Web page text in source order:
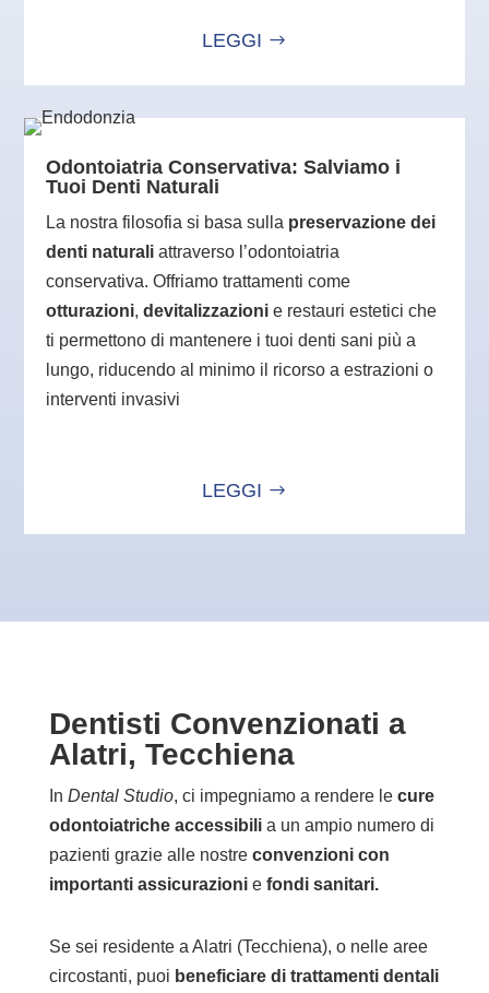
LEGGI
Odontoiatria Conservativa: Salviamo i
Tuoi Denti Naturali
La nostra filosofia si basa sulla preservazione dei
denti naturaliattraverso l’odontoiatria
conservativa. Offriamo trattamenti come
otturazioni,devitalizzazioni e restauri estetici che
ti permettono di mantenere i tuoi denti sani più a
lungo, riducendo al minimo il ricorso a estrazioni o
interventi invasivi
LEGGI
Dentisti Convenzionati a
Alatri, Tecchiena
In Dental Studio, ci impegniamo a rendere le cure
odontoiatriche accessibilia un ampio numero di
pazienti grazie alle nostre convenzioni con
importanti assicurazioni e fondi sanitari.
Se sei residente a Alatri (Tecchiena), o nelle aree
circostanti, puoi beneficiare di trattamenti dentali